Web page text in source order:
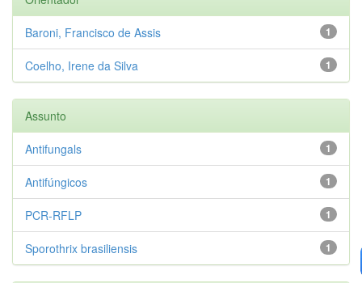
1
Baroni, Francisco de Assis
1
Coelho, Irene da Silva
Assunto
1
Antifungals
1
Antifúngicos
1
PCR-RFLP
1
Sporothrix brasiliensis